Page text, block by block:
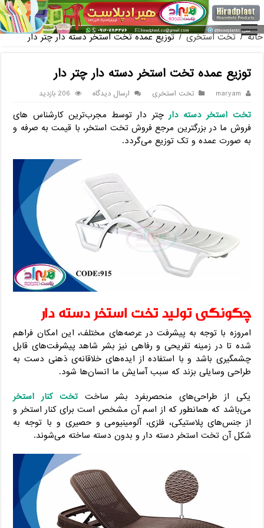
فروش گلدان پلاستیکی گل
خانه / تخت استخری / توزیع عمده تخت استخر دسته دار چتر دار
توزیع عمده تخت استخر دسته دار چتر دار
maryam تخت استخری ارسال دیدگاه 206 بازدید
تخت استخر دسته دار چتر دار توسط مجرب‌ترین کارشناس های
فروش ما در بزرگترین مرجع فروش تخت استخر، با قیمت به صرفه و
به صورت عمده و تک توزیع می‌گردد.
چگونگی تولید تخت استخر دسته دار
امروزه با توجه به پیشرفت در عرصه‌های مختلف، این امکان فراهم
شده تا در زمینه تفریحی و رفاهی نیز بشر شاهد پیشرفت‌های قابل
چشمگیری باشد و با استفاده از اید‌ه‌های خلاقانه‌ی ذهنی دست به
طراحی وسایلی بزند که سبب آسایش ما انسان‌ها شود.
یکی از طراحی‌های منحصربفرد بشر ساخت تخت کنار استخر
می‌باشد که همانطور که از اسم آن مشخص است برای کنار استخر و
از جنس‌های پلاستیکی، فلزی، آلومینیومی و حصیری و با توجه به
شکل آن تخت استخر دسته دار و بدون دسته ساخته می‌شوند.